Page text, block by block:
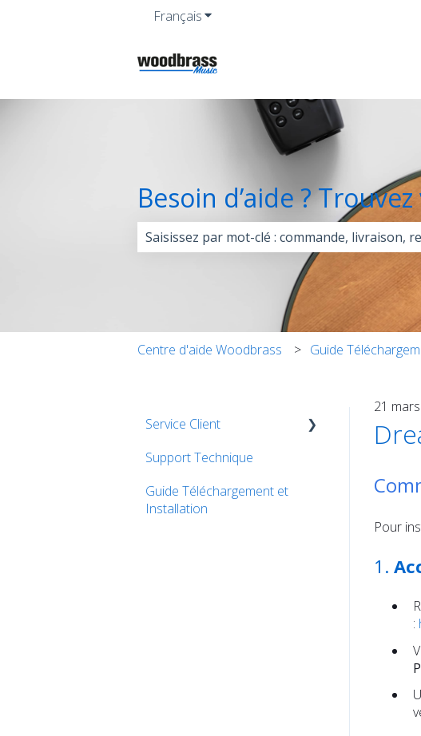
FrançaisAfficher le sous-menu pour les
Besoin d’aide ?
Il n'y a aucune suggestion car le champ de
Centre d'aide Woodbrass Guide
21
Pour
1.
:
Service Client
Commandes
Paiements
Support Technique
Guide Téléchargement et
Installation